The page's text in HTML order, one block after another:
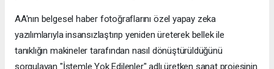
AA'nın belgesel haber fotoğraflarını özel yapay zeka
yazılımlarıyla insansızlaştırıp yeniden üreterek bellek ile
tanıklığın makineler tarafından nasıl dönüştürüldüğünü
sorgulayan "İstemle Yok Edilenler" adlı üretken sanat projesinin